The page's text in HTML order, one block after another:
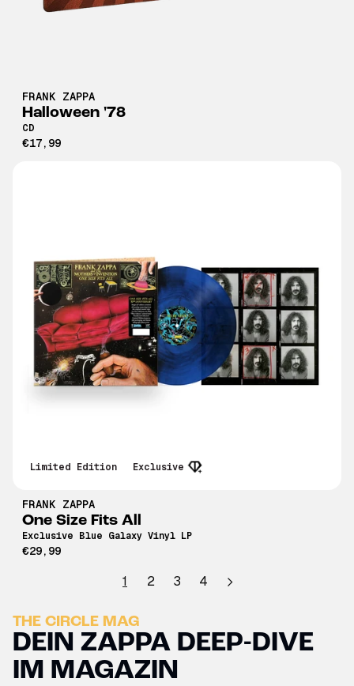
FRANK ZAPPA
Halloween '78
CD
€17,99
Limited Edition Exclusive
FRANK ZAPPA
One Size Fits All
Exclusive Blue Galaxy Vinyl LP
€29,99
1 2 3 4
THE CIRCLE MAG
DEIN ZAPPA DEEP-DIVE
IM MAGAZIN